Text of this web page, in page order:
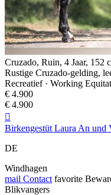
Cruzado, Ruin, 4 Jaar, 152
Rustige Cruzado-gelding,
Recreatief · Working
€ 4.900
€ 4.900

Birkengestüt Laura An und
DE
Windhagen
mail Contact favorite
Blikvangers